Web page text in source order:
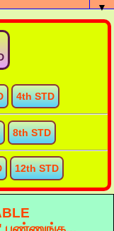
▼
4th STD
8th STD
12th STD